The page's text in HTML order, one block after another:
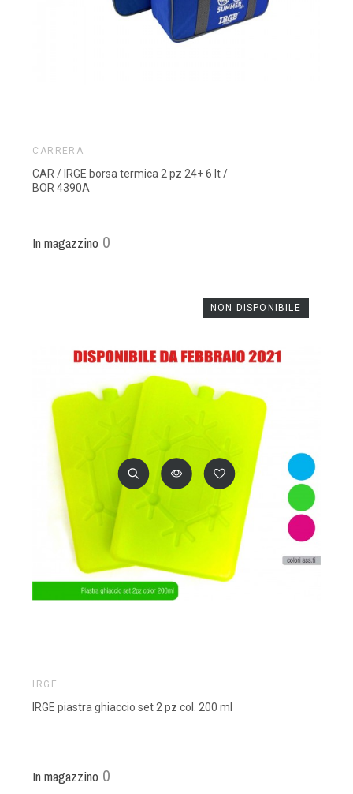
CARRERA
CAR / IRGE borsa termica 2 pz 24+ 6 lt /
BOR 4390A
In magazzino 0
IRGE
IRGE piastra ghiaccio set 2 pz col. 200 ml
In magazzino 0
NON DISPONIBILE